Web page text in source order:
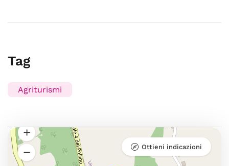
Tag
Agriturismi
Ottieni indicazioni